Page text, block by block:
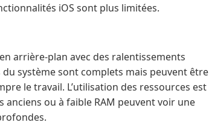
iOS sont plus limitées.
arrière-plan avec des ralentissements
système sont complets mais peuvent être
le travail. L’utilisation des ressources est
anciens ou à faible RAM peuvent voir une